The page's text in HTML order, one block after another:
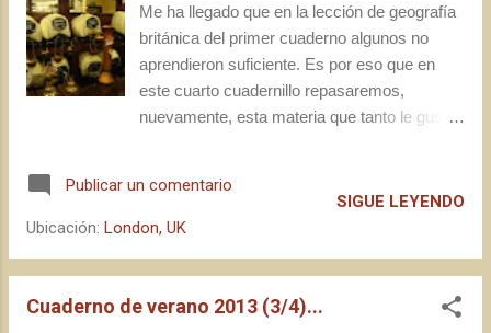
rostro confiado: todo a punto para disimular la
gran incertidumbre que me provocaba el
primer día de mi vida laboral. Pero la chulapa
capital ya tendría tiempo, en el futuro, de
disfrutarla: después de pasar un par de días
otro; un auténtico regalo para mí: Bruselas.
Por delante, casi medio año de
descubrimiento personal (distinto al de la
universidad, pero de...
Me ha llegado que en la lección de geografía
británica del primer cuaderno algunos no
aprendieron suficiente. Es por eso que en
este cuarto cuadernillo repasaremos,
nuevamente, esta materia que tanto le gusta
podréis encontrar mi comparativa entre dos
pubs londinenses, separados por 1 milla de
siglo de tradición, a nivel temporal.
Modernillos y dinosaurios de la cerveza brit :
Publicar un comentario
Ubicación: London, UK
SIGUE LEYENDO
Cuaderno de verano 2013 (3/4)...